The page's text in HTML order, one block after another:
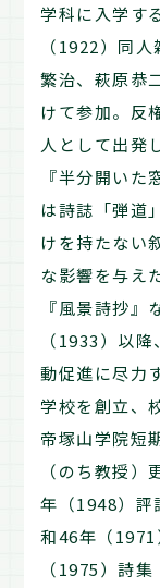
学科に入学す
（1922）同
繁治、萩原恭
けて参加。反
人として出発
『半分開い
は詩誌「弾道
けを持たない
な影響を与え
『風景詩抄
（1933）以
動促進に尽力
学校を創立、
帝塚山学院短
（のち教授
年（1948）評
和46年（
（1975）詩